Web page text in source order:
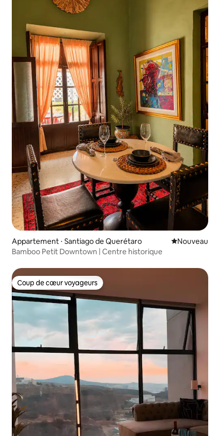
Appartement ⋅ Santiago de Querétaro Nouvel
Nouveau
Bamboo Petit Downtown | Centre historique
Coup de cœur voyageurs
Coup de cœur voyageurs